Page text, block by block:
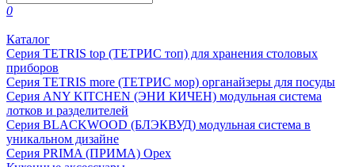
0
Каталог
Серия TETRIS top (ТЕТРИС топ) для хранения столовых
приборов
Серия TETRIS more (ТЕТРИС мор) органайзеры для посуды
Серия ANY KITCHEN (ЭНИ КИЧЕН) модульная система
лотков и разделителей
Серия BLACKWOOD (БЛЭКВУД) модульная система в
уникальном дизайне
Серия PRIMA (ПРИМА) Орех